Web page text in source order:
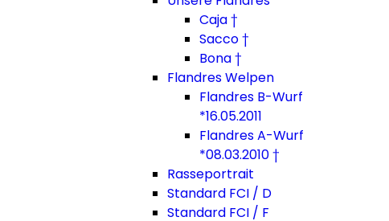
Caja †
Sacco †
Bona †
Flandres Welpen
Flandres B-Wurf
*16.05.2011
Flandres A-Wurf
*08.03.2010 †
Rasseportrait
Standard FCI / D
Standard FCI / F